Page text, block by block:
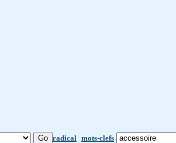
radical mots-clefs